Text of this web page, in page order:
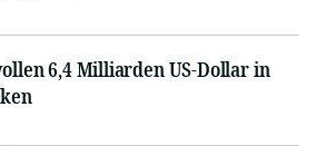
6,4 Milliarden US-Dollar in